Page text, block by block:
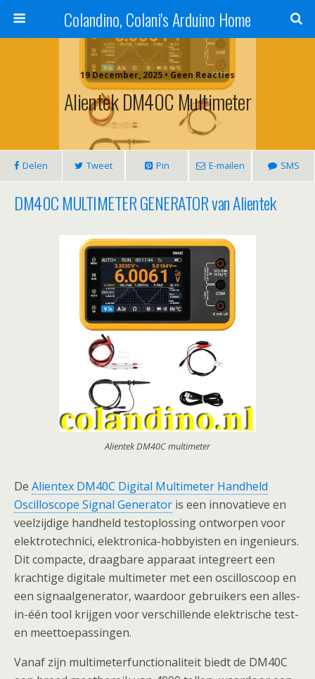
Colandino, Colani's Arduino Home
19 December, 2025 • Geen Reacties
Alientek DM40C Multimeter
Delen Tweet Pin E-mailen SMS
DM40C MULTIMETER GENERATOR van Alientek
Alientek DM40C multimeter
De Alientex DM40C Digital Multimeter Handheld
Oscilloscope Signal Generator is een innovatieve en
veelzijdige handheld testoplossing ontworpen voor
elektrotechnici, elektronica-hobbyisten en ingenieurs.
Dit compacte, draagbare apparaat integreert een
krachtige digitale multimeter met een oscilloscoop en
een signaalgenerator, waardoor gebruikers een alles-
in-één tool krijgen voor verschillende elektrische test-
en meettoepassingen.
Vanaf zijn multimeterfunctionaliteit biedt de DM40C